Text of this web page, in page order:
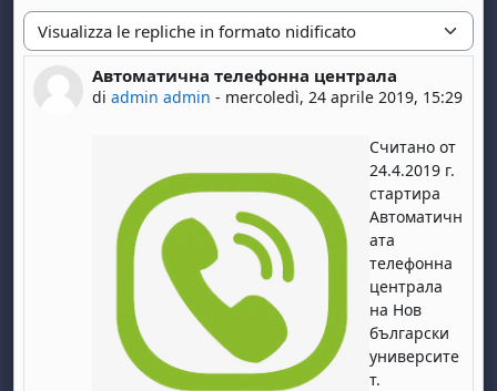
Modalità visualizzazione
Автоматична телефонна централа
di admin admin - mercoledì, 24 aprile 2019, 15:29
Numero di risposte: 0
Считано от
24.4.2019 г.
стартира
Автоматичн
ата
телефонна
централа
на Нов
български
университе
т.